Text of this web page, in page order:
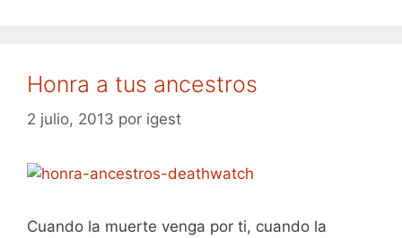
Honra a tus ancestros
2 julio, 2013 por igest
Cuando la muerte venga por ti, cuando la